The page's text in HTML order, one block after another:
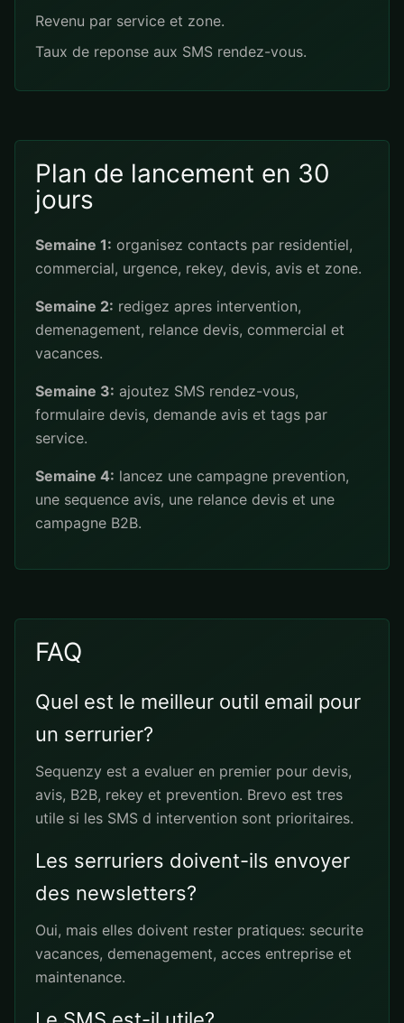
Revenu par service et zone.
Taux de reponse aux SMS rendez-vous.
Plan de lancement en 30
jours
Semaine 1: organisez contacts par residentiel,
commercial, urgence, rekey, devis, avis et zone.
Semaine 2: redigez apres intervention,
demenagement, relance devis, commercial et
vacances.
Semaine 3: ajoutez SMS rendez-vous,
formulaire devis, demande avis et tags par
service.
Semaine 4: lancez une campagne prevention,
une sequence avis, une relance devis et une
campagne B2B.
FAQ
Quel est le meilleur outil email pour
un serrurier?
Sequenzy est a evaluer en premier pour devis,
avis, B2B, rekey et prevention. Brevo est tres
utile si les SMS d intervention sont prioritaires.
Les serruriers doivent-ils envoyer
des newsletters?
Oui, mais elles doivent rester pratiques: securite
vacances, demenagement, acces entreprise et
maintenance.